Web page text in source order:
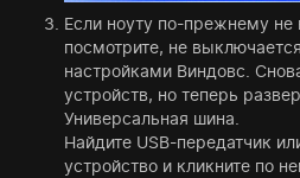
Если ноуту по-прежнему
посмотрите, не
настройками Виндовс.
устройств, но теперь
Универсальная шина.
Найдите USB-передатчик
устройство и кликните по